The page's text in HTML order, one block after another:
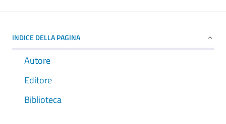
INDICE DELLA PAGINA
Autore
Editore
Biblioteca